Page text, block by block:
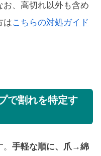
、高切れ以外も含め
はこちらの対処ガイド
で割れを特定す
手軽な順に、爪→綿